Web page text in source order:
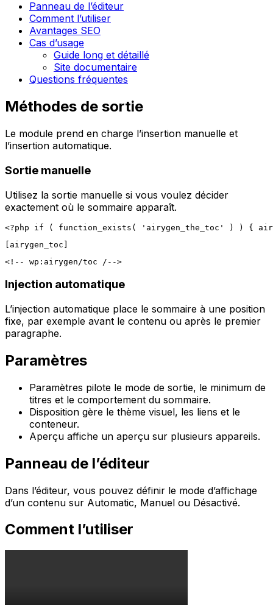
Panneau de l’éditeur
Comment l’utiliser
Avantages SEO
Cas d’usage
Guide long et détaillé
Site documentaire
Questions fréquentes
Méthodes de sortie
Le module prend en charge l’insertion manuelle et
l’insertion automatique.
Sortie manuelle
Utilisez la sortie manuelle si vous voulez décider
exactement où le sommaire apparaît.
Injection automatique
L’injection automatique place le sommaire à une position
fixe, par exemple avant le contenu ou après le premier
paragraphe.
Paramètres
Paramètres pilote le mode de sortie, le minimum de
titres et le comportement du sommaire.
Disposition gère le thème visuel, les liens et le
conteneur.
Aperçu affiche un aperçu sur plusieurs appareils.
Panneau de l’éditeur
Dans l’éditeur, vous pouvez définir le mode d’affichage
d’un contenu sur Automatic, Manuel ou Désactivé.
Comment l’utiliser